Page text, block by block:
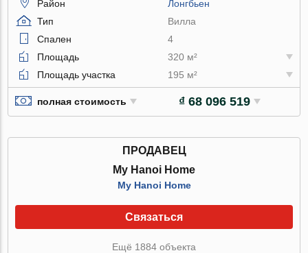
Район
Лонгбьен
Тип
Вилла
Спален
4
Площадь
320 м²
Площадь участка
195 м²
полная стоимость ₫ 68 096 519
ПРОДАВЕЦ
My Hanoi Home
My Hanoi Home
Связаться
Ещё 1884 объекта